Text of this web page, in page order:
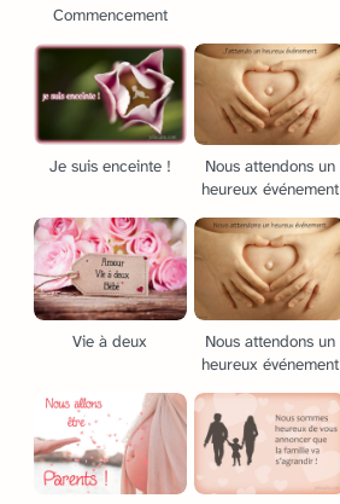
Commencement
Je suis enceinte !
Nous attendons un
heureux événement
Vie à deux
Nous attendons un
heureux événement